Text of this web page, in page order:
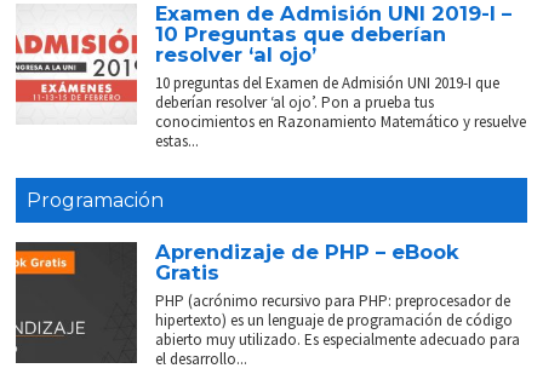
Examen de Admisión UNI 2019-I –
10 Preguntas que deberían
resolver ‘al ojo’
10 preguntas del Examen de Admisión UNI 2019-I que
deberían resolver ‘al ojo’. Pon a prueba tus
conocimientos en Razonamiento Matemático y resuelve
estas...
Programación
Aprendizaje de PHP – eBook
Gratis
PHP (acrónimo recursivo para PHP: preprocesador de
hipertexto) es un lenguaje de programación de código
abierto muy utilizado. Es especialmente adecuado para
el desarrollo...